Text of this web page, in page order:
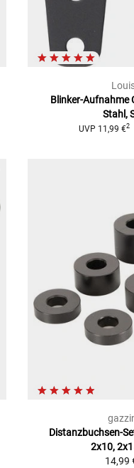
Blinker-Aufnahme
Stahl,
UVP 11,99 €2
Distanzbuchsen-
2x10,
14,99